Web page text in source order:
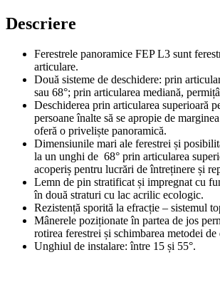
Descriere
Ferestrele panoramice FEP L3 sunt
articulare.
Două sisteme de deschidere: prin
sau 68°; prin articularea mediană,
Deschiderea prin articularea superioară
persoane înalte să se apropie de
oferă o priveliște panoramică.
Dimensiunile mari ale ferestrei și
la un unghi de 68° prin articularea
acoperiș pentru lucrări de întreținere și
Lemn de pin stratificat și impregnat cu
în două straturi cu lac acrilic ecologic.
Rezistență sporită la efracție – sistemul
Mânerele poziționate în partea de jos
rotirea ferestrei și schimbarea metodei de
Unghiul de instalare: între 15 și 55°.